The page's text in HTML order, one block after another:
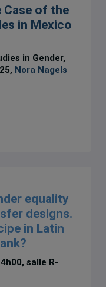
Case of the
in Mexico
in Gender,
Nora Nagels
equality
designs.
in Latin
salle R-